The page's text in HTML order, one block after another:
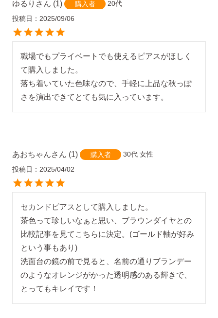
ゆるり 1 購入者
20代
投稿日
2025/09/06
職場でもプライベートでも使えるピアスがほしく
て購入しました。
落ち着いていた色味なので、手軽に上品な秋っぽ
さを演出できてとても気に入っています。
あおちゃん 1 購入者 30代 女性
投稿日
2025/04/02
セカンドピアスとして購入しました。
茶色って珍しいなぁと思い、ブラウンダイヤとの
比較記事を見てこちらに決定。(ゴールド軸が好み
という事もあり)
洗面台の鏡の前で見ると、名前の通りブランデー
のようなオレンジがかった透明感のある輝きで、
とってもキレイです！